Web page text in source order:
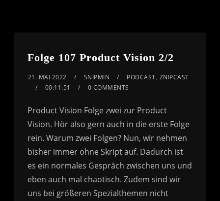
Folge 107 Product Vision 2/2
21. MAI 2022 SNIPMIN PODCAST, ZNIPCAST
00:11:51
0 COMMENTS
Product Vision Folge zwei zur Product
Vision. Hör also gern auch in die erste Folge
rein. Warum zwei Folgen? Nun, wir nehmen
bisher immer ohne Skript auf. Dadurch ist
es ein normales Gespräch zwischen uns und
eben auch mal chaotisch. Zudem sind wir
uns bei größeren Spezialthemen nicht